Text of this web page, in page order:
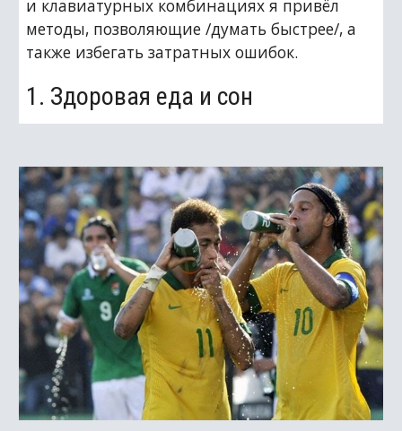
и клавиатурных комбинациях я привёл
методы, позволяющие /думать быстрее/, а
также избегать затратных ошибок.
1. Здоровая еда и сон